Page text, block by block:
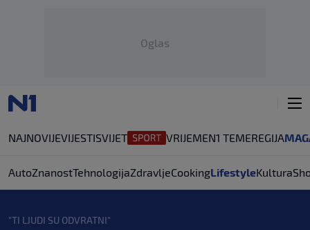
Oglas
NAJNOVIJEVIJESTISVIJET VRIJEMEN1 TEMEREGIJA
AutoZnanostTehnologijaZdravljeCookingLifestyleKultura
"TI LJUDI SU ODVRATNI"